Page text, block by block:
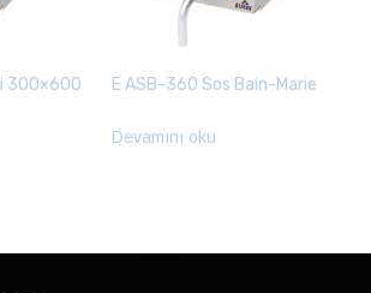
300×600 E ASB-360 Sos Bain-Marie
Devamını oku